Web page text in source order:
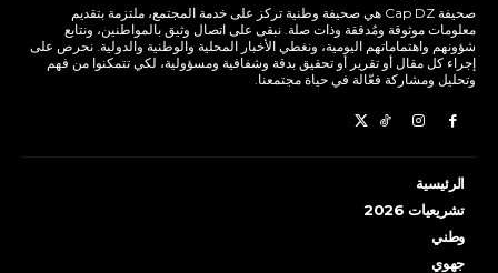
صحيفة Cap DZ هي صحيفة وطنية تركز على خدمة المجتمع، ملتزمة بتقديم
معلومات موثوقة ومُدققة وذات صلة. نبقى على اتصال وثيق بالمواطنين، ونتابع
شؤونهم واهتماماتهم اليومية، ونغطي الأخبار المحلية والوطنية والدولية. نحرص على
إجراء كل مقال أو تقرير أو تحقيق بدقة وشفافية ومسؤولية، لكي تتمكنوا من فهم
وتحليل ومشاركة فعّالة في حياة مجتمعنا.
الرئيسية
تشريعيات 2026
وطني
جهوي